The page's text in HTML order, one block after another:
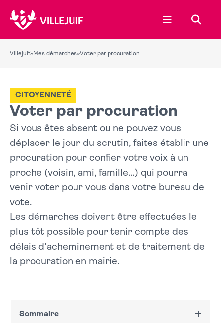
Ouvrir le
Villejuif»Mes démarches»Voter par procuration
Voter par procuration
CITOYENNETÉ
Si vous êtes absent ou ne pouvez vous
déplacer le jour du scrutin, faites établir une
procuration pour confier votre voix à un
proche (voisin, ami, famille…) qui pourra
venir voter pour vous dans votre bureau de
vote.
Les démarches doivent être effectuées le
plus tôt possible pour tenir compte des
délais d'acheminement et de traitement de
la procuration en mairie.
Sommaire